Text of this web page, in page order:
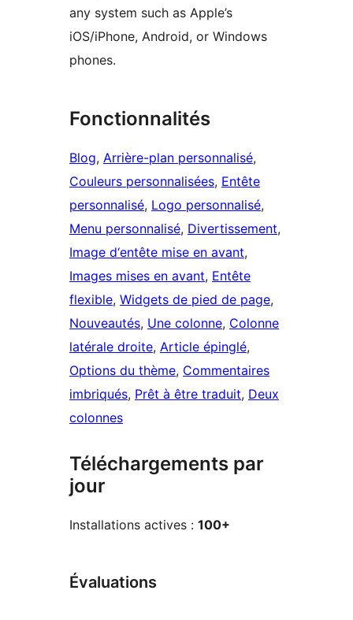
any system such as Apple’s
iOS/iPhone, Android, or Windows
phones.
Fonctionnalités
Blog, Arrière-plan personnalisé
Couleurs personnalisées, Entête
personnalisé, Logo personnalisé
Menu personnalisé, Divertissement
Image d‘entête mise en avant
Images mises en avant, Entête
flexible, Widgets de pied de page
Nouveautés, Une colonne, Colonne
latérale droite, Article épinglé
Options du thème, Commentaires
imbriqués, Prêt à être traduit, Deux
colonnes
Téléchargements par
jour
Installations actives : 100+
Évaluations